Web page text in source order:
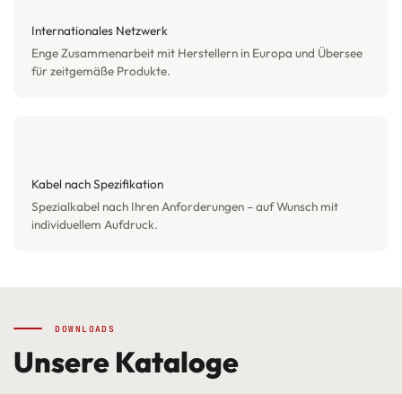
Internationales Netzwerk
Enge Zusammenarbeit mit Herstellern in Europa und Übersee
für zeitgemäße Produkte.
Kabel nach Spezifikation
Spezialkabel nach Ihren Anforderungen – auf Wunsch mit
individuellem Aufdruck.
DOWNLOADS
Unsere Kataloge